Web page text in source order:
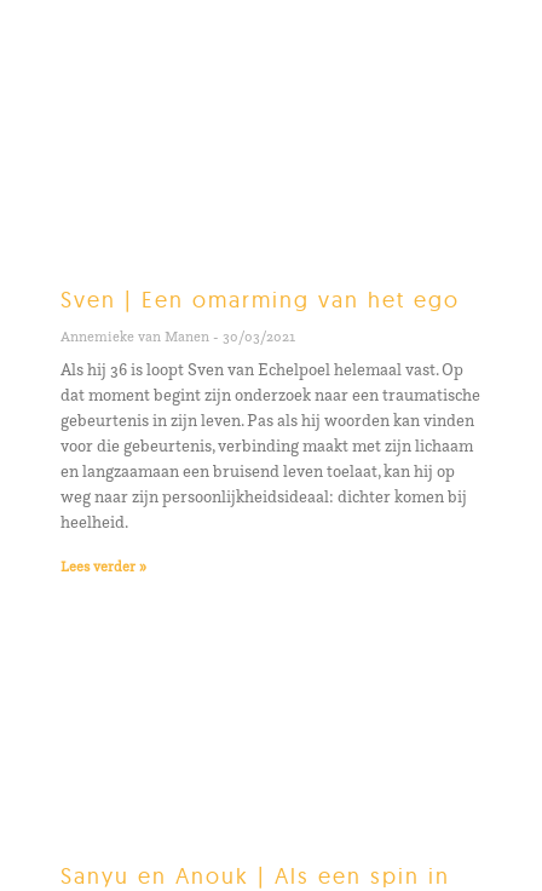
Sven | Een omarming van het ego
Annemieke van Manen 30/03/2021
Als hij 36 is loopt Sven van Echelpoel helemaal vast. Op
dat moment begint zijn onderzoek naar een traumatische
gebeurtenis in zijn leven. Pas als hij woorden kan vinden
voor die gebeurtenis, verbinding maakt met zijn lichaam
en langzaamaan een bruisend leven toelaat, kan hij op
weg naar zijn persoonlijkheidsideaal: dichter komen bij
heelheid.
Lees verder »
Sanyu en Anouk | Als een spin in